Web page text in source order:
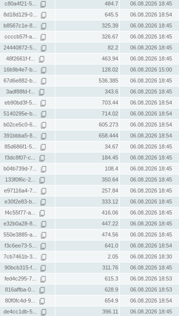
c80a4f21-5... 484.7
06.08.2026 18:45
8d18d129-0... 645.5
06.08.2026 18:54
b8567c1e-8... 325.39
06.08.2026 18:45
ccccb57f-a... 326.67
06.08.2026 18:45
24440872-5... 82.2
06.08.2026 18:45
48f2661f-f... 463.94
06.08.2026 18:45
16b9b4e7-b... 128.02
06.08.2026 15:00
67d6e882-b... 536.385
06.08.2026 18:45
3adf88fd-f... 343.6
06.08.2026 18:45
eb90bd3f-5... 703.44
06.08.2026 18:54
5140295e-b... 714.02
06.08.2026 18:54
b02ce5c0-6... 605.273
06.08.2026 18:54
391bbba5-8... 658.444
06.08.2026 18:54
85d686f1-5... 34.67
06.08.2026 18:45
f3dc8f07-c... 184.45
06.08.2026 18:45
b04b739d-7... 108.4
06.08.2026 18:45
133f0f6c-2... 350.64
06.08.2026 18:45
e97116a4-7... 257.84
06.08.2026 18:45
e30f2e83-b... 333.12
06.08.2026 18:45
f4c55f77-a... 416.06
06.08.2026 18:45
e32b0a28-8... 447.22
06.08.2026 18:45
550e3885-a... 474.56
06.08.2026 18:45
f3c6ee73-5... 641.0
06.08.2026 18:54
7cb7461b-3... 2.05
06.08.2026 18:30
90bcb315-f... 311.76
06.08.2026 18:45
fed4c295-7... 615.3
06.08.2026 18:53
816affba-0... 628.9
06.08.2026 18:53
80f0fc4d-9... 654.9
06.08.2026 18:54
de4cc1db-5... 396.11 06.08.2026 18:45